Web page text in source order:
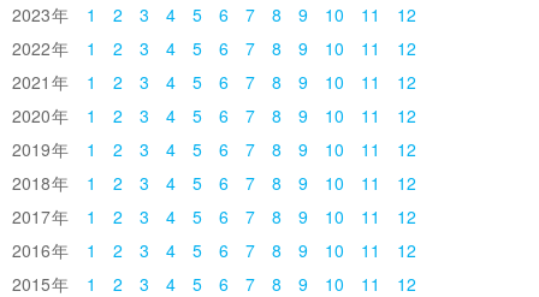
2023
1 2 3 4 5 6 7 8 9 10 11
12
2022
1 2 3 4 5 6 7 8 9 10 11
12
2021
1 2 3 4 5 6 7 8 9 10 11
12
2020
1 2 3 4 5 6 7 8 9 10 11
12
2019
1 2 3 4 5 6 7 8 9 10 11
12
2018
1 2 3 4 5 6 7 8 9 10 11
12
2017
1 2 3 4 5 6 7 8 9 10 11
12
2016
1 2 3 4 5 6 7 8 9 10 11
12
2015
1 2 3 4 5 6 7 8 9 10 11
12